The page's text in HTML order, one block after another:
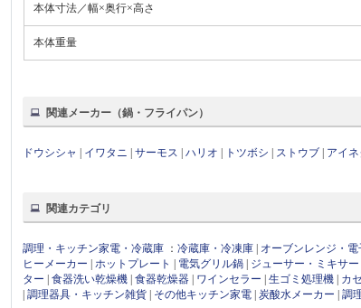
本体寸法／幅×奥行×高さ
本体重量
関連メーカー（鍋・フライパン）
ドウシシャ イワタニ |サーモス |ハリオ トツボシ ストウブ アイ
関連カテゴリ
調理・キッチン家電・冷蔵庫 ：冷蔵庫・冷凍庫 オーブンレンジ・電
ヒーメーカー |ホットプレート 電気グリル鍋 ジューサー・ミキサー
ター |食器洗い乾燥機 |食器乾燥器 ワインセラー |生ゴミ処理機 カ
|調理器具・キッチン雑貨 その他キッチン家電 |炭酸水メーカー |調